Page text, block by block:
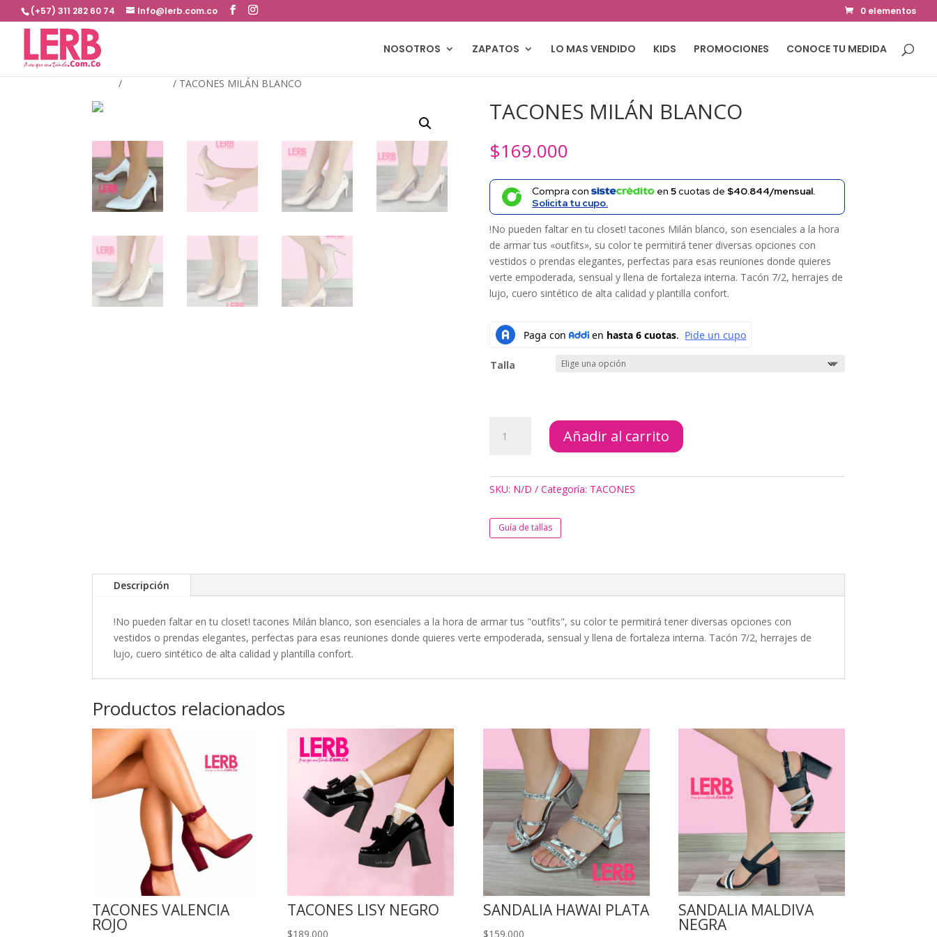
(+57) 311 282 60 74 Info@lerb.com.co 0 elementos
NOSOTROS ZAPATOS LO MAS VENDIDO KIDS PROMOCIONES CONOCE TU MEDIDA
/ / TACONES MILÁN BLANCO
TACONES MILÁN BLANCO
$169.000
Compra con en5cuotas de $40.844/mensual.
Solicita tu cupo.
!No pueden faltar en tu closet! tacones Milán blanco, son esenciales a la hora
de armar tus «outfits», su color te permitirá tener diversas opciones con
vestidos o prendas elegantes, perfectas para esas reuniones donde quieres
verte empoderada, sensual y llena de fortaleza interna. Tacón 7/2, herrajes de
lujo, cuero sintético de alta calidad y plantilla confort.
Talla
MILÁN
Añadir al carrito
SKU: N/D Categoría: TACONES
Guía de tallas
Descripción
!No pueden faltar en tu closet! tacones Milán blanco, son esenciales a la hora de armar tus "outfits", su color te permitirá tener diversas opciones con
vestidos o prendas elegantes, perfectas para esas reuniones donde quieres verte empoderada, sensual y llena de fortaleza interna. Tacón 7/2, herrajes de
lujo, cuero sintético de alta calidad y plantilla confort.
Productos relacionados
TACONES VALENCIA
ROJO
TACONES LISY NEGRO
$189.000
SANDALIA HAWAI PLATA
$159.000
SANDALIA MALDIVA
NEGRA